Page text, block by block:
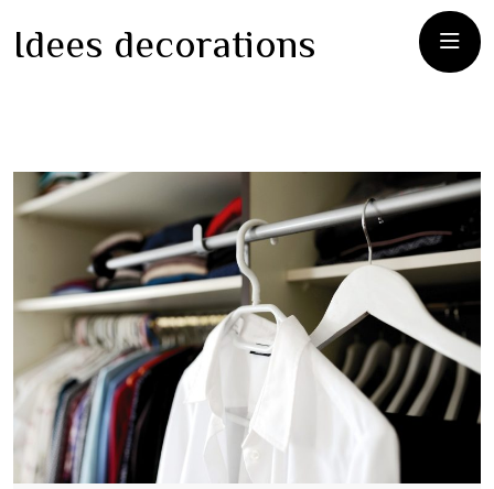
Idees decorations